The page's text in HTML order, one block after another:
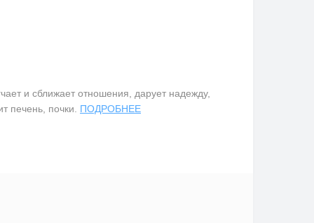
и сближает отношения, дарует надежду,
печень, почки. ПОДРОБНЕЕ